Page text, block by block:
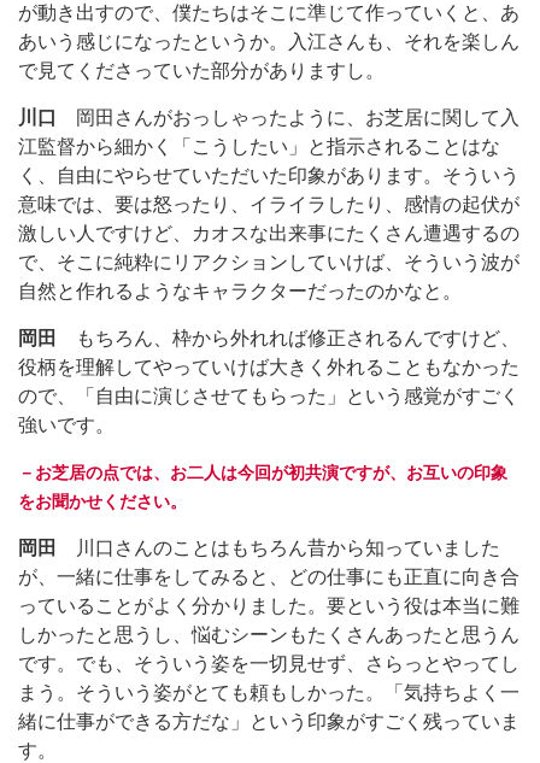
が動き出すので、僕たちはそこに準じて作っていくと、あ
あいう感じになったというか。入江さんも、それを楽しん
で見てくださっていた部分がありますし。
川口
岡田さんがおっしゃったように、お芝居に関して入
江監督から細かく「こうしたい」と指示されることはな
く、自由にやらせていただいた印象があります。そういう
意味では、要は怒ったり、イライラしたり、感情の起伏が
激しい人ですけど、カオスな出来事にたくさん遭遇するの
で、そこに純粋にリアクションしていけば、そういう波が
自然と作れるようなキャラクターだったのかなと。
岡田
もちろん、枠から外れれば修正されるんですけど、
役柄を理解してやっていけば大きく外れることもなかった
ので、「自由に演じさせてもらった」という感覚がすごく
強いです。
－お芝居の点では、お二人は今回が初共演ですが、お互いの印象
をお聞かせください。
岡田
川口さんのことはもちろん昔から知っていました
が、一緒に仕事をしてみると、どの仕事にも正直に向き合
っていることがよく分かりました。要という役は本当に難
しかったと思うし、悩むシーンもたくさんあったと思うん
です。でも、そういう姿を一切見せず、さらっとやってし
まう。そういう姿がとても頼もしかった。「気持ちよく一
緒に仕事ができる方だな」という印象がすごく残っていま
す。